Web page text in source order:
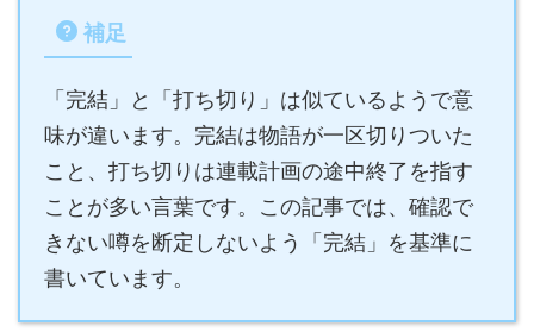
補足
「完結」と「打ち切り」は似ているようで意
味が違います。完結は物語が一区切りついた
こと、打ち切りは連載計画の途中終了を指す
ことが多い言葉です。この記事では、確認で
きない噂を断定しないよう「完結」を基準に
書いています。